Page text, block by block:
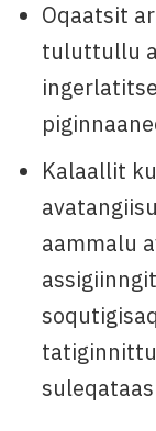
Oqaatsit
tuluttullu
Kalaallit
aammalu